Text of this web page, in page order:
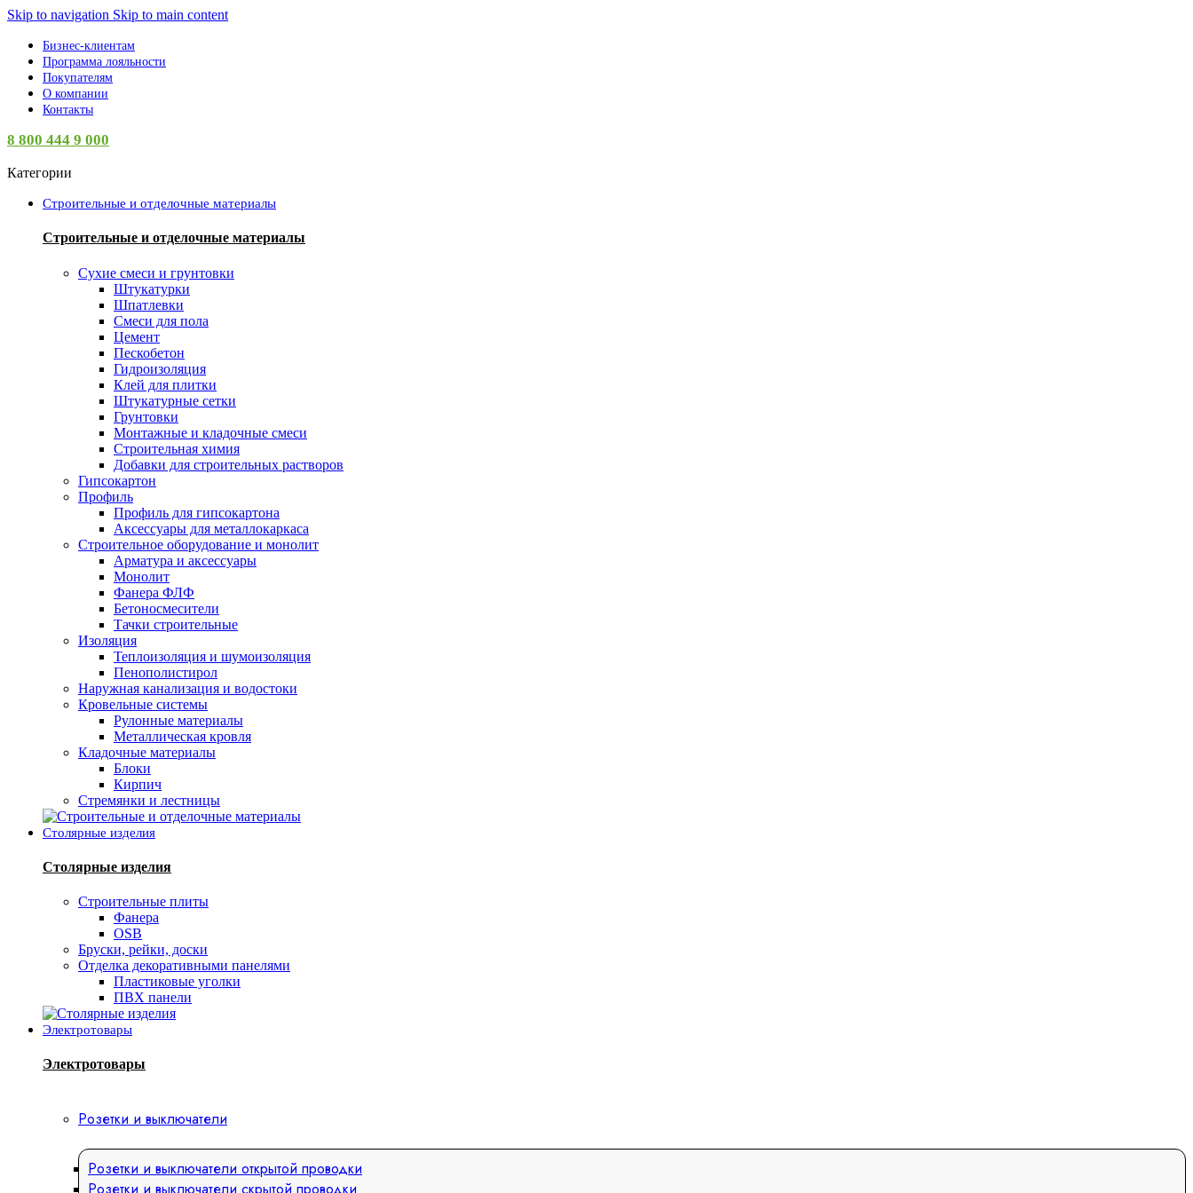
Skip to navigation Skip to main content
Бизнес-клиентам
Программа лояльности
Покупателям
О компании
Контакты
8 800 444 9 000
Категории
Строительные и отделочные материалы
Строительные и отделочные материалы
Сухие смеси и грунтовки
Штукатурки
Шпатлевки
Смеси для пола
Цемент
Пескобетон
Гидроизоляция
Клей для плитки
Штукатурные сетки
Грунтовки
Монтажные и кладочные смеси
Строительная химия
Добавки для строительных растворов
Гипсокартон
Профиль
Профиль для гипсокартона
Аксессуары для металлокаркаса
Строительное оборудование и монолит
Арматура и аксессуары
Монолит
Фанера ФЛФ
Бетоносмесители
Тачки строительные
Изоляция
Теплоизоляция и шумоизоляция
Пенополистирол
Наружная канализация и водостоки
Кровельные системы
Рулонные материалы
Металлическая кровля
Кладочные материалы
Блоки
Кирпич
Стремянки и лестницы
Столярные изделия
Столярные изделия
Строительные плиты
Фанера
OSB
Бруски, рейки, доски
Отделка декоративными панелями
Пластиковые уголки
ПВХ панели
Электротовары
Электротовары
Розетки и выключатели
Розетки и выключатели открытой проводки
Розетки и выключатели скрытой проводки